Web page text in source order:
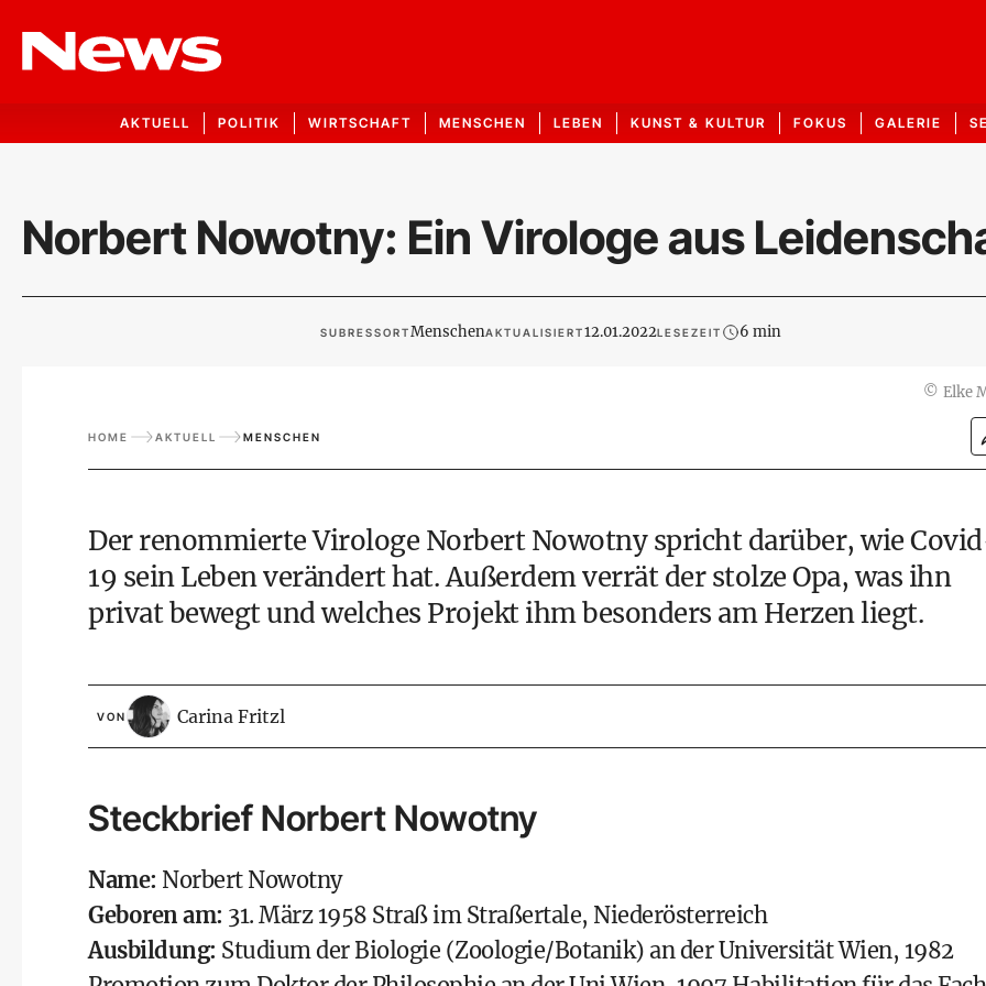
AKTUELL POLITIK WIRTSCHAFT MENSCHEN LEBEN KUNST & KULTUR FOKUS GALERIE
Norbert Nowotny: Ein Virologe aus
SUBRESSORTMenschenAKTUALISIERT12.01.2022LESEZEIT 6 min
© Elke
HOME AKTUELL MENSCHEN
Der renommierte Virologe Norbert Nowotny spricht darüber, wie
19 sein Leben verändert hat. Außerdem verrät der stolze Opa, was ihn
privat bewegt und welches Projekt ihm besonders am Herzen liegt.
VON Carina Fritzl
Steckbrief Norbert Nowotny
Name: Norbert Nowotny
Geboren am: 31. März 1958 Straß im Straßertale, Niederösterreich
Ausbildung: Studium der Biologie (Zoologie/Botanik) an der Universität Wien, 1982